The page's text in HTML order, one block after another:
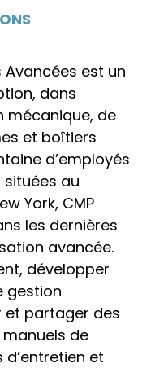
Avancées est un
dans
mécanique, de
et boîtiers
d’employés
au
York, CMP
les dernières
avancée.
développer
gestion
et partager des
de
et